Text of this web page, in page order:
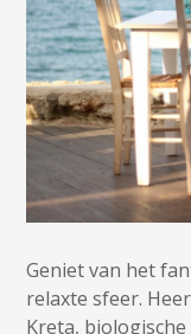
Geniet van het
relaxte sfeer.
Kreta,